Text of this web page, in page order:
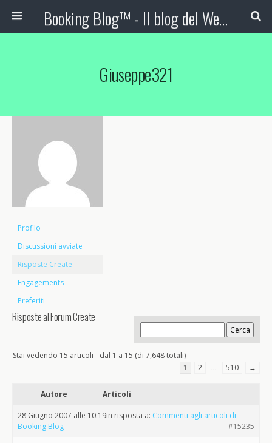
Booking Blog™ - Il blog del Web Marketing Turistico
Giuseppe321
Profilo
Discussioni avviate
Risposte Create
Engagements
Preferiti
Risposte al Forum Create
Stai vedendo 15 articoli - dal 1 a 15 (di 7,648 totali)
1
2 … 510 →
Autore Articoli
28 Giugno 2007 alle 10:19in risposta a: Commenti agli articoli di
Booking Blog
#15235